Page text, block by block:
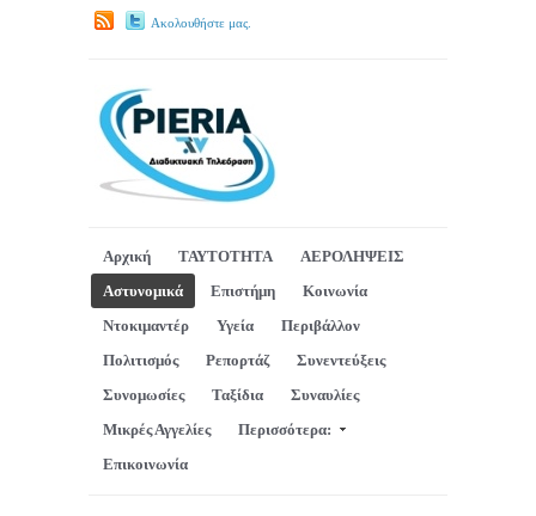
Ακολουθήστε μας.
Αρχική ΤΑΥΤΟΤΗΤΑ
ΑΕΡΟΛΗΨΕΙΣ
Αστυνομικά
Επιστήμη
Κοινωνία
Ντοκιμαντέρ
Υγεία
Περιβάλλον
Πολιτισμός
Ρεπορτάζ
Συνεντεύξεις
Συνομωσίες
Ταξίδια
Συναυλίες
Μικρές Αγγελίες
Περισσότερα:
Επικοινωνία